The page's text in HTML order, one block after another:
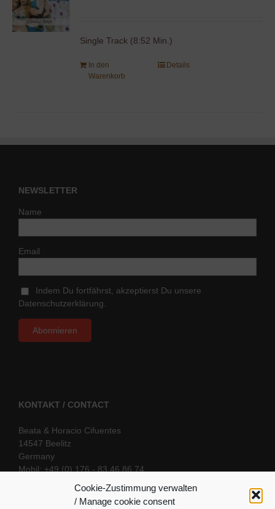
Cookie-Zustimmung verwalten
/ Manage cookie consent
Single Track (8:52 Min.)
In den
Warenkorb
Details
NEWSLETTER
Name
Email
Indem Du fortfährst, akzeptierst Du unsere
Datenschutzerklärung.
KONTAKT / CONTACT
Beata & Horacio Cifuentes
14547 Beelitz
Germany
Mobil: +49 (0) 176 - 83 46 86 74